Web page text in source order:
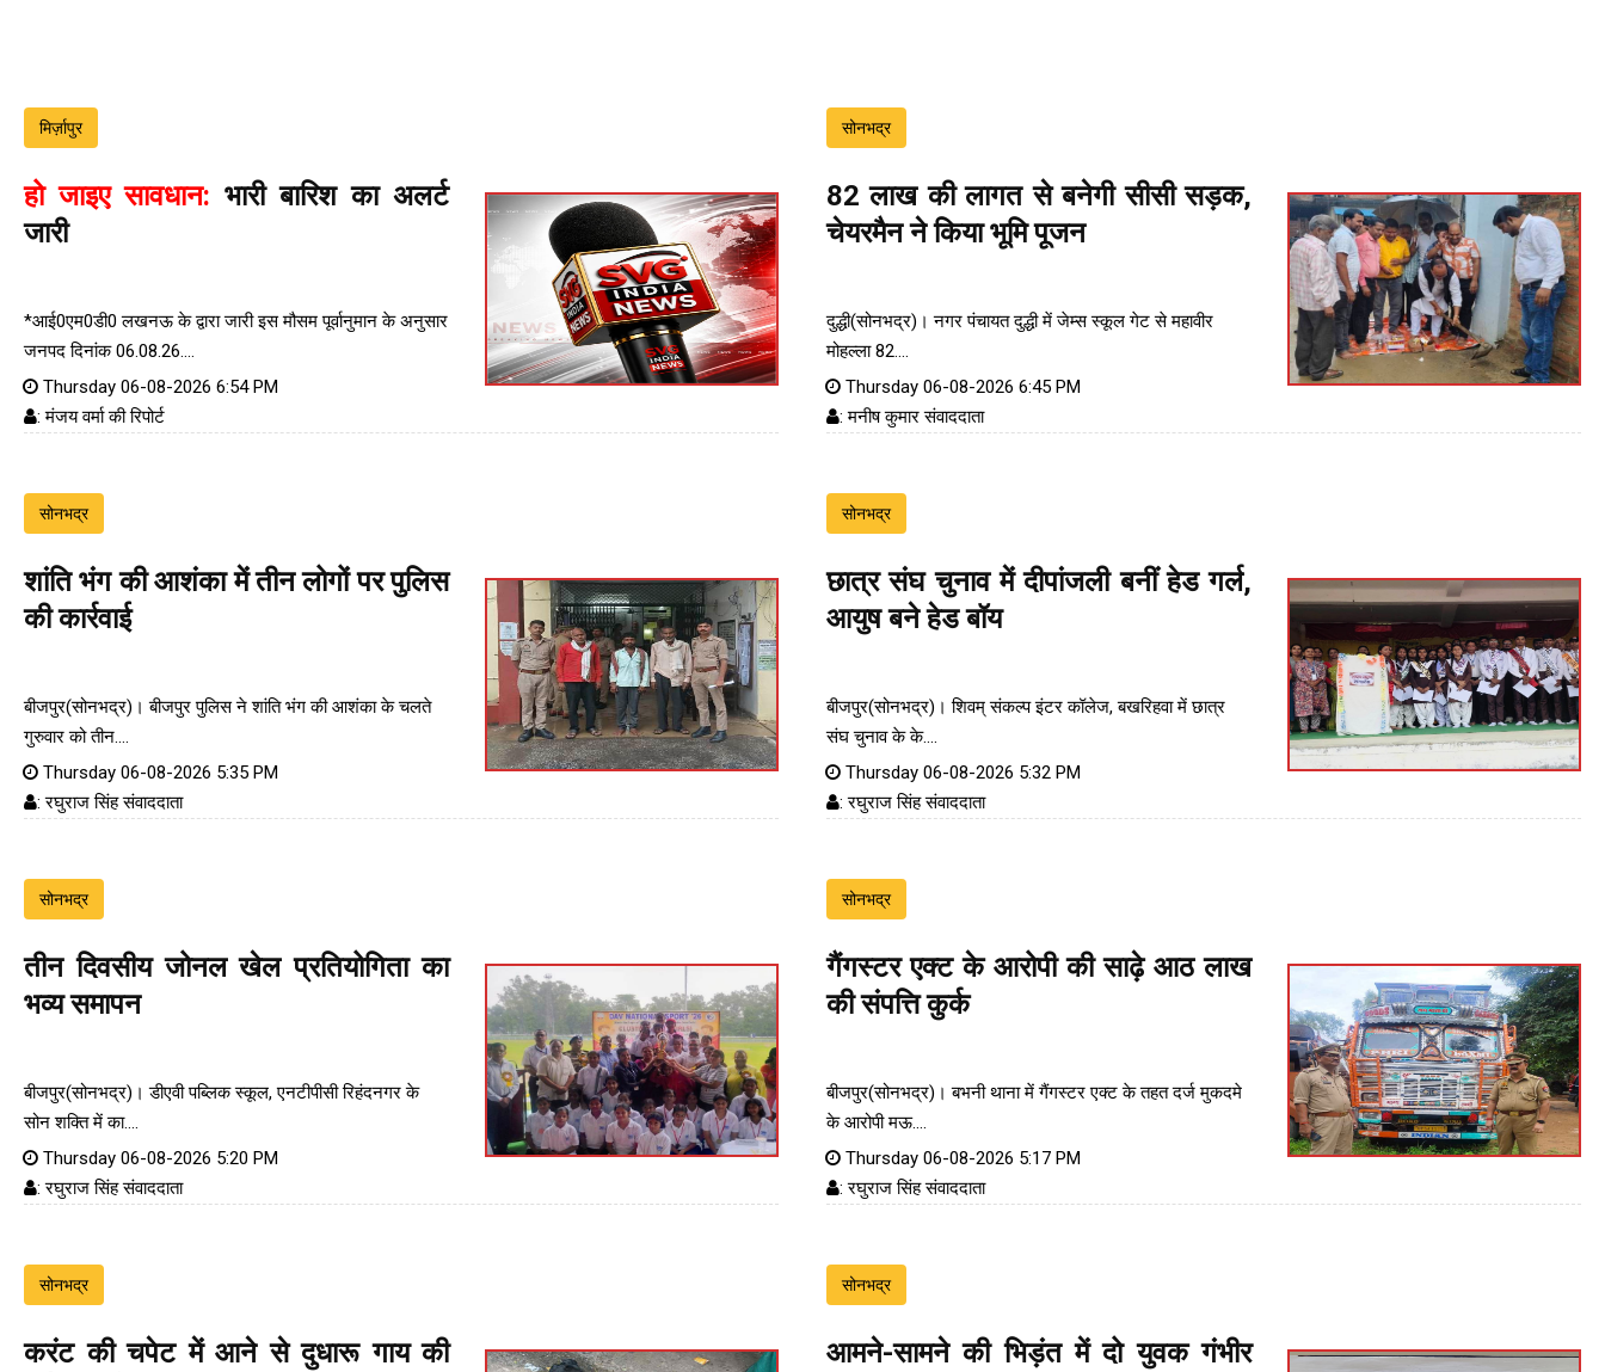
मिर्ज़ापुर
हो जाइए सावधान: भारी बारिश का अलर्ट
जारी
*आई0एम0डी0 लखनऊ के द्वारा जारी इस मौसम पूर्वानुमान के अनुसार
जनपद दिनांक 06.08.26....
Thursday 06-08-2026 6:54 PM
: मंजय वर्मा की रिपोर्ट
सोनभद्र
82 लाख की लागत से बनेगी सीसी सड़क,
चेयरमैन ने किया भूमि पूजन
दुद्धी(सोनभद्र)। नगर पंचायत दुद्धी में जेम्स स्कूल गेट से महावीर
मोहल्ला 82....
Thursday 06-08-2026 6:45 PM
: मनीष कुमार संवाददाता
सोनभद्र
शांति भंग की आशंका में तीन लोगों पर पुलिस
की कार्रवाई
बीजपुर(सोनभद्र)। बीजपुर पुलिस ने शांति भंग की आशंका के चलते
गुरुवार को तीन....
Thursday 06-08-2026 5:35 PM
: रघुराज सिंह संवाददाता
सोनभद्र
छात्र संघ चुनाव में दीपांजली बनीं हेड गर्ल,
आयुष बने हेड बॉय
बीजपुर(सोनभद्र)। शिवम् संकल्प इंटर कॉलेज, बखरिहवा में छात्र
संघ चुनाव के के....
Thursday 06-08-2026 5:32 PM
: रघुराज सिंह संवाददाता
सोनभद्र
तीन दिवसीय जोनल खेल प्रतियोगिता का
भव्य समापन
बीजपुर(सोनभद्र)। डीएवी पब्लिक स्कूल, एनटीपीसी रिहंदनगर के
सोन शक्ति में का....
Thursday 06-08-2026 5:20 PM
: रघुराज सिंह संवाददाता
सोनभद्र
गैंगस्टर एक्ट के आरोपी की साढ़े आठ लाख
की संपत्ति कुर्क
बीजपुर(सोनभद्र)। बभनी थाना में गैंगस्टर एक्ट के तहत दर्ज मुकदमे
के आरोपी मऊ....
Thursday 06-08-2026 5:17 PM
: रघुराज सिंह संवाददाता
सोनभद्र
करंट की चपेट में आने से दुधारू गाय की
सोनभद्र
आमने-सामने की भिड़ंत में दो युवक गंभीर